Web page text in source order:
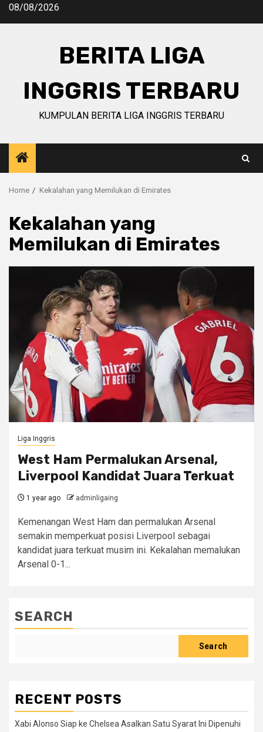
Skip08/08/2026
BERITA LIGA
INGGRIS TERBARU
KUMPULAN BERITA LIGA INGGRIS TERBARU
Home Kekalahan yang Memilukan di Emirates
Kekalahan yang
Memilukan di Emirates
Liga Inggris
West Ham Permalukan Arsenal,
Liverpool Kandidat Juara Terkuat
1 year ago adminligaing
Kemenangan West Ham dan permalukan Arsenal
semakin memperkuat posisi Liverpool sebagai
kandidat juara terkuat musim ini. Kekalahan memalukan
Arsenal 0-1...
SEARCH
Search
RECENT POSTS
Xabi Alonso Siap ke Chelsea Asalkan Satu Syarat Ini Dipenuhi